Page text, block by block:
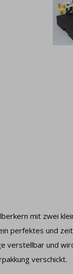
mit zwei
perfektes und
verstellbar und
verschickt.